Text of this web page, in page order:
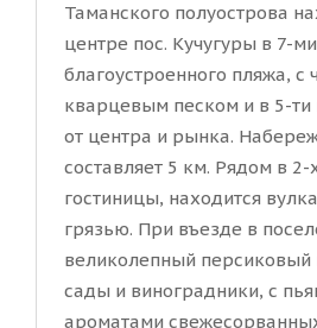
Таманского полуострова
центре пос. Кучугуры в 7-
благоустроенного пляжа, с
кварцевым песком и в 5-
от центра и рынка.
составляет 5 км. Рядом в 2-
гостиницы, находится
грязью. При въезде в
великолепный
сады и виноградники, с
ароматами